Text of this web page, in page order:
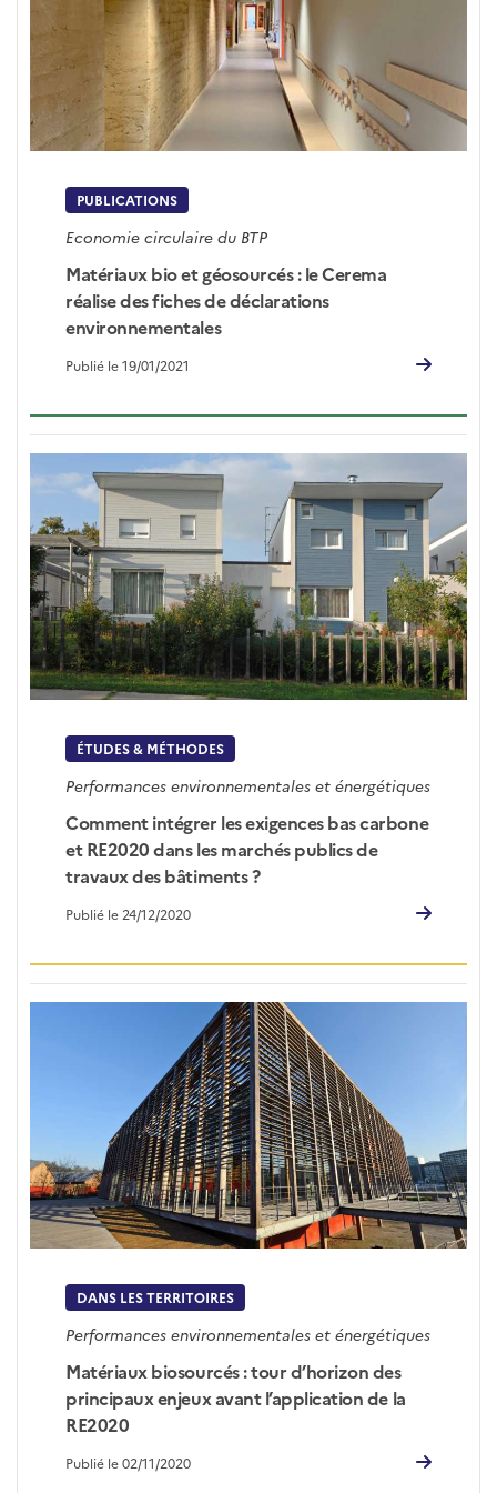
PUBLICATIONS
Economie circulaire du BTP
Matériaux bio et géosourcés : le Cerema
réalise des fiches de déclarations
environnementales
Publié le 19/01/2021
ÉTUDES & MÉTHODES
Performances environnementales et énergétiques
Comment intégrer les exigences bas carbone
et RE2020 dans les marchés publics de
travaux des bâtiments ?
Publié le 24/12/2020
DANS LES TERRITOIRES
Performances environnementales et énergétiques
Matériaux biosourcés : tour d’horizon des
principaux enjeux avant l’application de la
RE2020
Publié le 02/11/2020